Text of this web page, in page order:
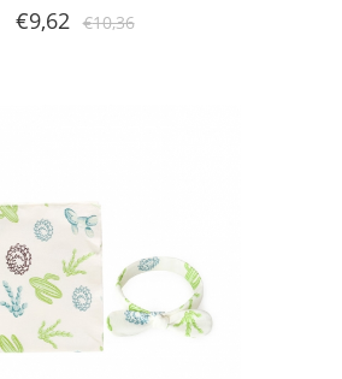
Perfecto,90 x 90cm
€9,62 €10,36